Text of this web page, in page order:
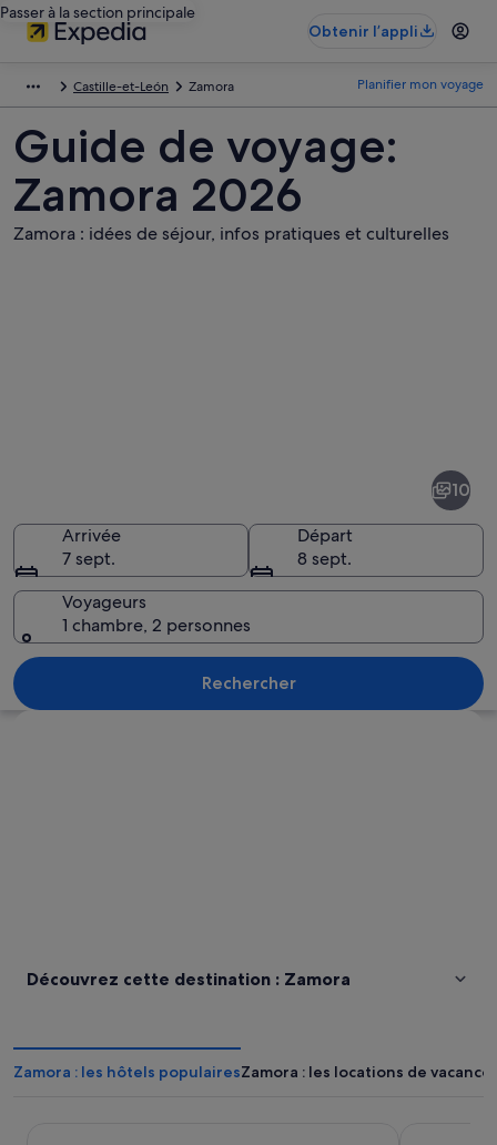
Passer à la section principale
Obtenir l’appli
Castille-et-León Zamora Planifier mon voyage
Guide de voyage:
Zamora 2026
Zamora : idées de séjour, infos pratiques et culturelles
Une ville historique, dotée d’un
10
Arrivée
7 sept.
Départ
8 sept.
Voyageurs
1 chambre, 2 personnes
Rechercher
Découvrez cette destination : Zamora
Zamora : les hôtels populairesZamora : les locations de